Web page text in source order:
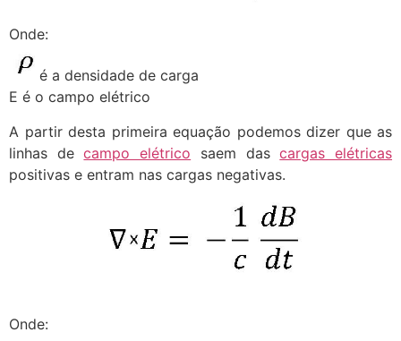
Onde:
é a densidade de carga
E é o campo elétrico
A partir desta primeira equação podemos dizer que as
linhas decampo elétrico saem dascargas elétricas
positivas e entram nas cargas negativas.
Onde: